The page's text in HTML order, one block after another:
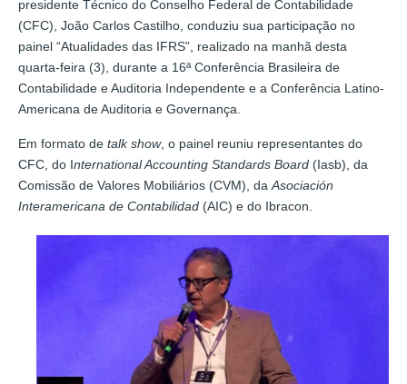
presidente Técnico do Conselho Federal de Contabilidade
(CFC), João Carlos Castilho, conduziu sua participação no
painel “Atualidades das IFRS”, realizado na manhã desta
quarta-feira (3), durante a 16ª Conferência Brasileira de
Contabilidade e Auditoria Independente e a Conferência Latino-
Americana de Auditoria e Governança.
Em formato de talk show, o painel reuniu representantes do
CFC, do International Accounting Standards Board (Iasb), da
Comissão de Valores Mobiliários (CVM), daAsociación
Interamericana de Contabilidad (AIC) e do Ibracon.